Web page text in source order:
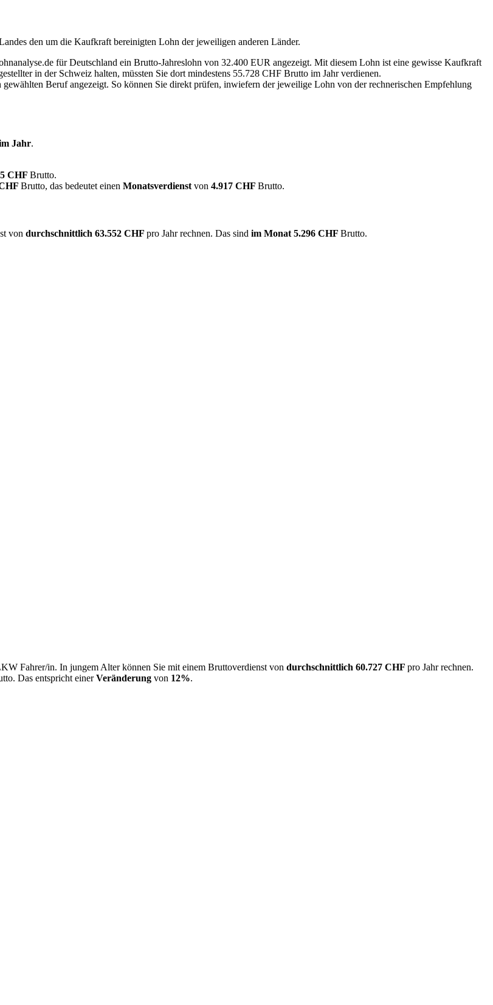
den um die Kaufkraft bereinigten Lohn der jeweiligen anderen Länder.
für Deutschland ein Brutto-Jahreslohn von 32.400 EUR angezeigt. Mit diesem Lohn ist eine gewisse Kaufkraft
in der Schweiz halten, müssten Sie dort mindestens 55.728 CHF Brutto im Jahr verdienen.
Beruf angezeigt. So können Sie direkt prüfen, inwiefern der jeweilige Lohn von der rechnerischen Empfehlung
Jahr.
CHF Brutto.
Brutto, das bedeutet einen Monatsverdienst von 4.917 CHF Brutto.
von durchschnittlich 63.552 CHF pro Jahr rechnen. Das sind im Monat 5.296 CHF Brutto.
Fahrer/in. In jungem Alter können Sie mit einem Bruttoverdienst von durchschnittlich 60.727 CHF pro Jahr rechnen.
Das entspricht einerVeränderung von 12%.